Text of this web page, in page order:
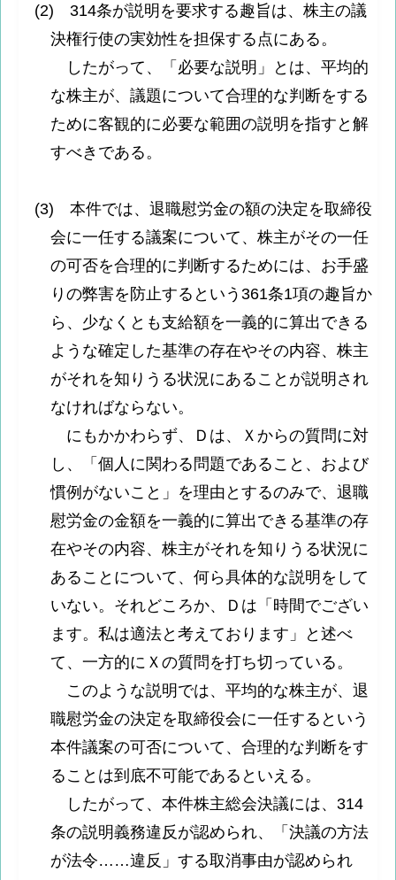
(2) 314条が説明を要求する趣旨は、株主の議
決権行使の実効性を担保する点にある。
したがって、「必要な説明」とは、平均的
な株主が、議題について合理的な判断をする
ために客観的に必要な範囲の説明を指すと解
すべきである。
(3) 本件では、退職慰労金の額の決定を取締役
会に一任する議案について、株主がその一任
の可否を合理的に判断するためには、お手盛
りの弊害を防止するという361条1項の趣旨か
ら、少なくとも支給額を一義的に算出できる
ような確定した基準の存在やその内容、株主
がそれを知りうる状況にあることが説明され
なければならない。
にもかかわらず、Ｄは、Ｘからの質問に対
し、「個人に関わる問題であること、および
慣例がないこと」を理由とするのみで、退職
慰労金の金額を一義的に算出できる基準の存
在やその内容、株主がそれを知りうる状況に
あることについて、何ら具体的な説明をして
いない。それどころか、Ｄは「時間でござい
ます。私は適法と考えております」と述べ
て、一方的にＸの質問を打ち切っている。
このような説明では、平均的な株主が、退
職慰労金の決定を取締役会に一任するという
本件議案の可否について、合理的な判断をす
ることは到底不可能であるといえる。
したがって、本件株主総会決議には、314
条の説明義務違反が認められ、「決議の方法
が法令……違反」する取消事由が認められ